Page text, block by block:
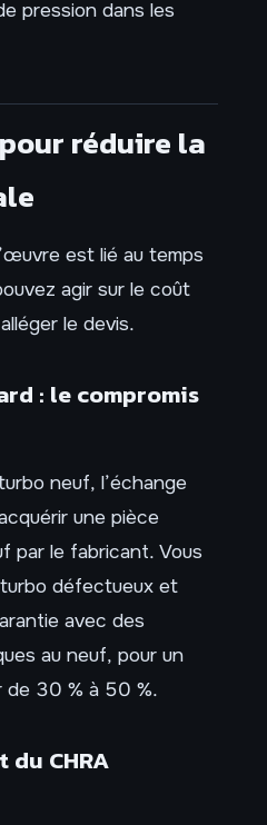
pression dans les
réduire la
est lié au temps
agir sur le coût
le devis.
: le compromis
neuf, l’échange
une pièce
par le fabricant. Vous
défectueux et
avec des
au neuf, pour un
de 30 % à 50 %.
du CHRA